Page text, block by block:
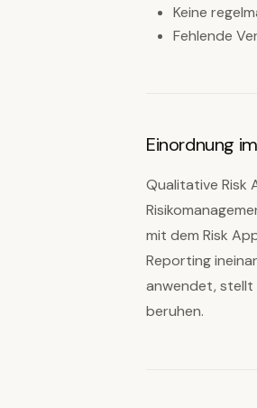
Keine
Fehlende
Einordnung
Qualitative Risk
mit dem Risk
Reporting
anwendet, stellt
beruhen.